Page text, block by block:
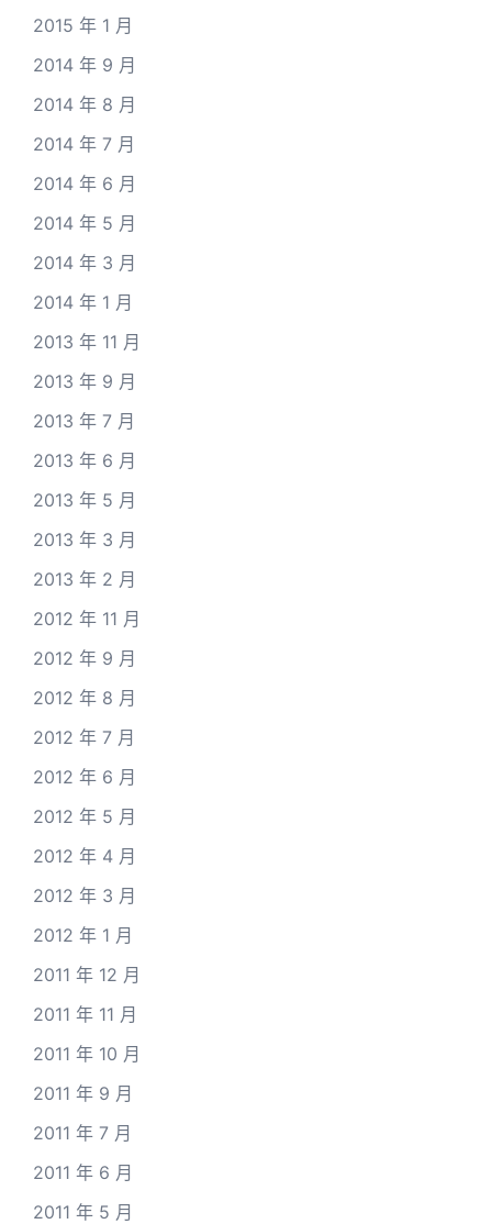
2015 年 1 月
2014 年 9 月
2014 年 8 月
2014 年 7 月
2014 年 6 月
2014 年 5 月
2014 年 3 月
2014 年 1 月
2013 年 11 月
2013 年 9 月
2013 年 7 月
2013 年 6 月
2013 年 5 月
2013 年 3 月
2013 年 2 月
2012 年 11 月
2012 年 9 月
2012 年 8 月
2012 年 7 月
2012 年 6 月
2012 年 5 月
2012 年 4 月
2012 年 3 月
2012 年 1 月
2011 年 12 月
2011 年 11 月
2011 年 10 月
2011 年 9 月
2011 年 7 月
2011 年 6 月
2011 年 5 月